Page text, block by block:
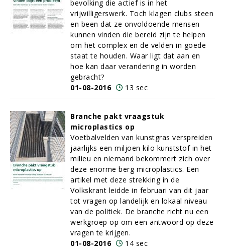
bevolking die actief is in het
vrijwilligerswerk. Toch klagen clubs steen
en been dat ze onvoldoende mensen
kunnen vinden die bereid zijn te helpen
om het complex en de velden in goede
staat te houden. Waar ligt dat aan en
hoe kan daar verandering in worden
gebracht?
01-08-2016
13 sec
Branche pakt vraagstuk
microplastics op
Voetbalvelden van kunstgras verspreiden
jaarlijks een miljoen kilo kunststof in het
milieu en niemand bekommert zich over
deze enorme berg microplastics. Een
artikel met deze strekking in de
Volkskrant leidde in februari van dit jaar
tot vragen op landelijk en lokaal niveau
van de politiek. De branche richt nu een
werkgroep op om een antwoord op deze
vragen te krijgen.
01-08-2016
14 sec